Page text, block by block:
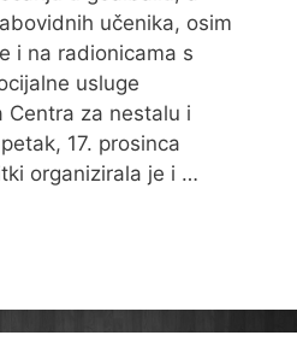
učenika, osim
i na radionicama s
usluge
Centra za nestalu i
17. prosinca
organizirala je i …